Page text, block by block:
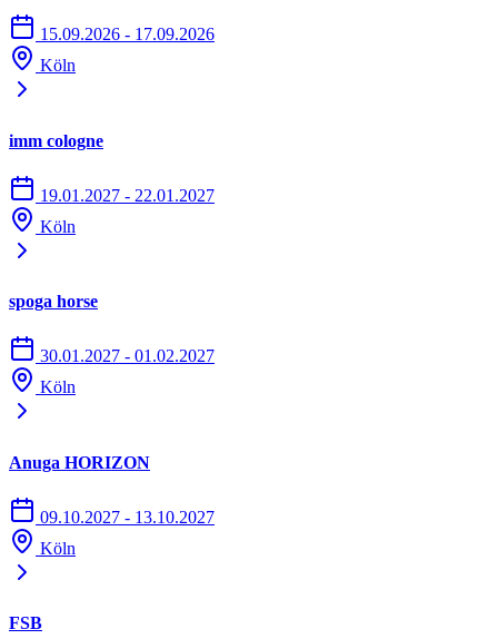
15.09.2026 - 17.09.2026
Köln
imm cologne
19.01.2027 - 22.01.2027
Köln
spoga horse
30.01.2027 - 01.02.2027
Köln
Anuga HORIZON
09.10.2027 - 13.10.2027
Köln
FSB